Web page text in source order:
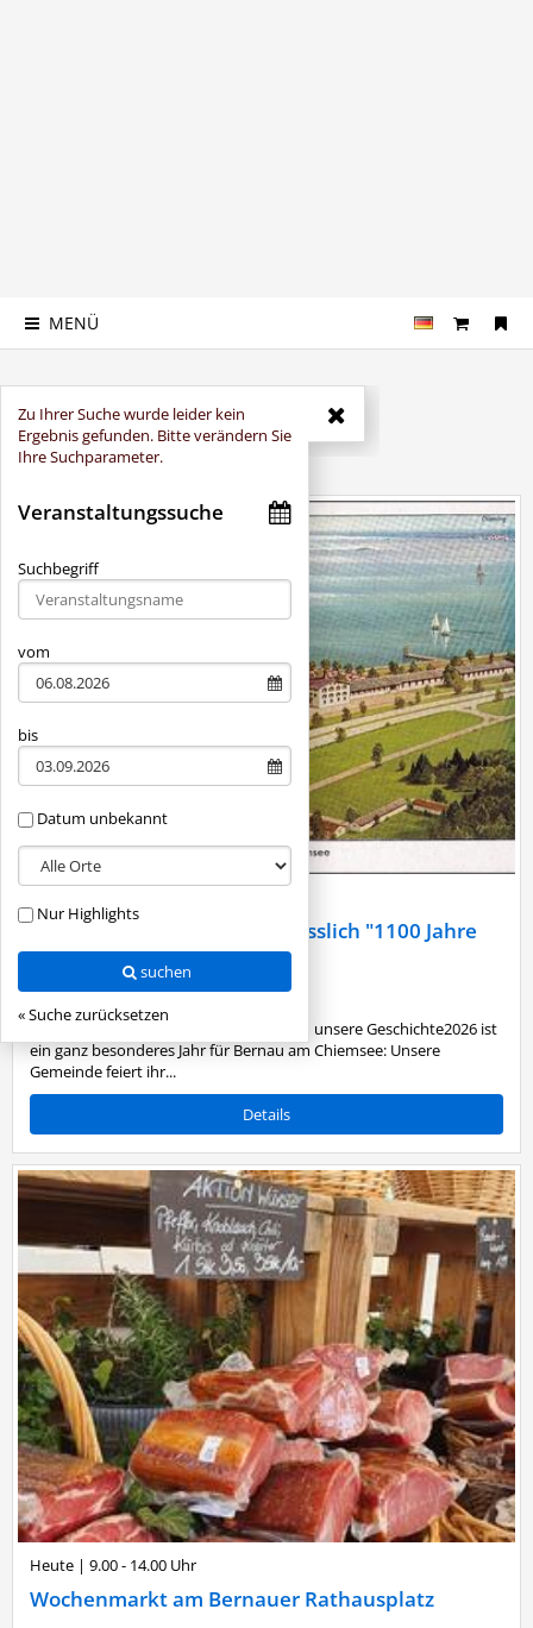
MENÜ
Reisedaten
Die nächsten Veranstaltungen
Ausstellung im Rathaus anlässlich "1100 Jahre
Bernau"
Rathaus|Bernau a.Chiemsee
1100 Jahre Bernau – Eine Zeitreise durch unsere Geschichte2026 ist
ein ganz besonderes Jahr für Bernau am Chiemsee: Unsere
Gemeinde feiert ihr...
Details
Heute | 9.00 - 14.00 Uhr
Wochenmarkt am Bernauer Rathausplatz
Zu Ihrer Suche wurde leider kein
Ergebnis gefunden. Bitte verändern Sie
Ihre Suchparameter.
Veranstaltungssuche
Suchbegriff
vom
bis
Datum unbekannt
Nur Highlights
suchen
« Suche zurücksetzen